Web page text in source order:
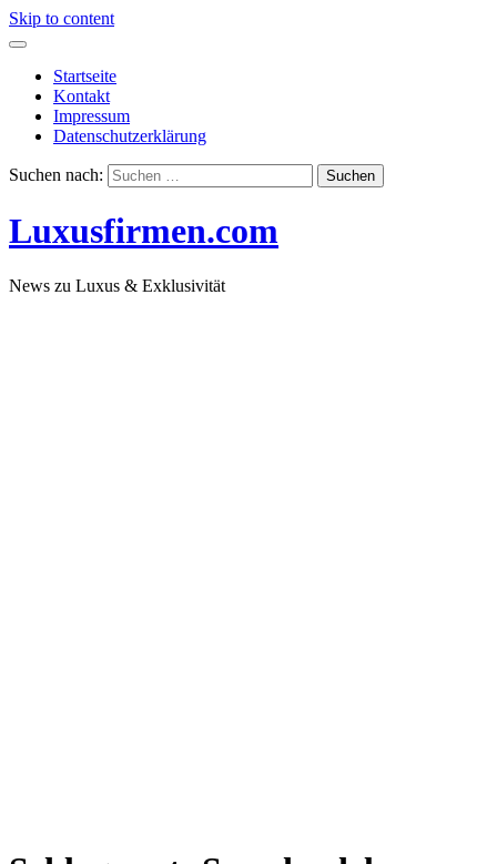
Skip to content
Startseite
Kontakt
Impressum
Datenschutzerklärung
Suchen nach:
Luxusfirmen.com
News zu Luxus & Exklusivität